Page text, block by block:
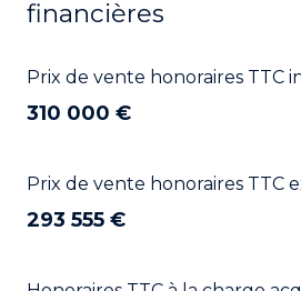
financières
Prix de vente honoraires TTC
310 000 €
Prix de vente honoraires TTC
293 555 €